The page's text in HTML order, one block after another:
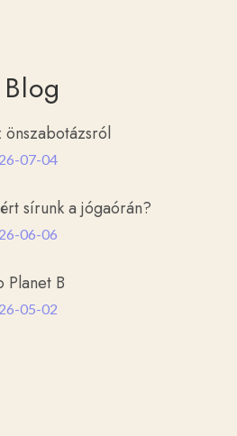
önszabotázsról
07-04
sírunk a jógaórán?
06-06
Planet B
05-02